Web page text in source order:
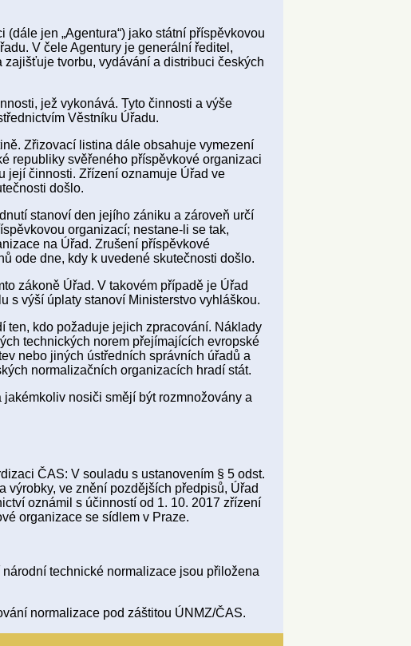
jen „Agentura“) jako státní příspěvkovou
V čele Agentury je generální ředitel,
tvorbu, vydávání a distribuci českých
jež vykonává. Tyto činnosti a výše
Věstníku Úřadu.
Zřizovací listina dále obsahuje vymezení
republiky svěřeného příspěvkové organizaci
její činnosti. Zřízení oznamuje Úřad ve
došlo.
stanoví den jejího zániku a zároveň určí
organizací; nestane-li se tak,
na Úřad. Zrušení příspěvkové
ode dne, kdy k uvedené skutečnosti došlo.
zákoně Úřad. V takovém případě je Úřad
s výší úplaty stanoví Ministerstvo vyhláškou.
ten, kdo požaduje jejich zpracování. Náklady
technických norem přejímajících evropské
nebo jiných ústředních správních úřadů a
normalizačních organizacích hradí stát.
nosiči smějí být rozmnožovány a
ČAS: V souladu s ustanovením § 5 odst.
výrobky, ve znění pozdějších předpisů, Úřad
oznámil s účinností od 1. 10. 2017 zřízení
organizace se sídlem v Praze.
technické normalizace jsou přiložena
normalizace pod záštitou ÚNMZ/ČAS.